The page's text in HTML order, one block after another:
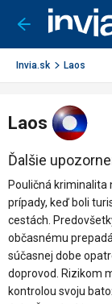
Ísť
späť
Invia.sk Laos
Laos
Ďalšie
Pouličná kriminalita
prípady, keď boli
cestách.
občasnému
súčasnej dobe
doprovod. Rizikom
kontrolou svoju